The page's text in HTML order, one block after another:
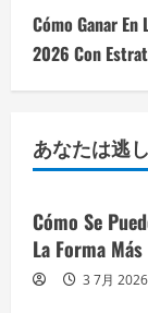
Cómo Ganar En
2026 Con
あなたは逃
Cómo Se
La Forma
3 7月 2026